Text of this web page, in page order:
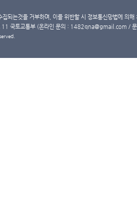
되는것을 거부하며, 이를 위반할 시 정보통신망법에 의
11 국토교통부 (온라인 문의 : 1482qna@gmail.com /